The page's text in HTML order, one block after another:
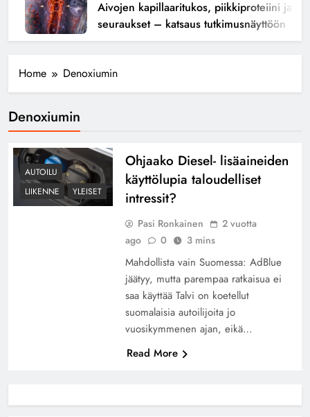
Aivojen kapillaaritukos, piikkiproteiini ja
seuraukset – katsaus tutkimusnäyttöön
Home Denoxiumin
Denoxiumin
AUTOILU
LIIKENNE
YLEISET
Ohjaako Diesel- lisäaineiden
käyttölupia taloudelliset
intressit?
Pasi Ronkainen
2 vuotta
ago
0 3 mins
Mahdollista vain Suomessa: AdBlue
jäätyy, mutta parempaa ratkaisua ei
saa käyttää Talvi on koetellut
suomalaisia autoilijoita jo
vuosikymmenen ajan, eikä…
Read More